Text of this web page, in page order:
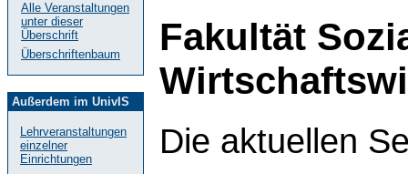
Alle Veranstaltungen
unter dieser
Überschrift
Überschriftenbaum
Außerdem im UnivIS
Lehrveranstaltungen
einzelner
Einrichtungen
Fakultät
Die aktuellen